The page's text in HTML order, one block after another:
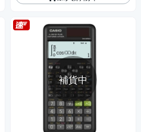
補貨中